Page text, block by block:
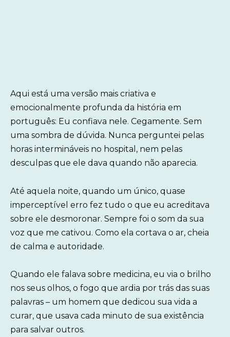
Aqui está uma versão mais criativa e
emocionalmente profunda da história em
português: Eu confiava nele. Cegamente. Sem
uma sombra de dúvida. Nunca perguntei pelas
horas intermináveis no hospital, nem pelas
desculpas que ele dava quando não aparecia.
Até aquela noite, quando um único, quase
imperceptível erro fez tudo o que eu acreditava
sobre ele desmoronar. Sempre foi o som da sua
voz que me cativou. Como ela cortava o ar, cheia
de calma e autoridade.
Quando ele falava sobre medicina, eu via o brilho
nos seus olhos, o fogo que ardia por trás das suas
palavras – um homem que dedicou sua vida a
curar, que usava cada minuto de sua existência
para salvar outros.